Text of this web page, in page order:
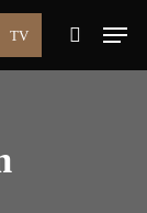
TV
search
Menu